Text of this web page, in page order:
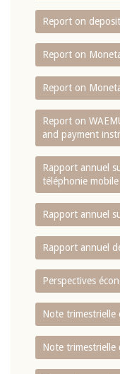
Report on
Report on
Report on
Report on
and payment
Rapport annuel
téléphonie mobile
Rapport annuel
Rapport annuel
Perspectives
Note trimestrielle
Note trimestrielle